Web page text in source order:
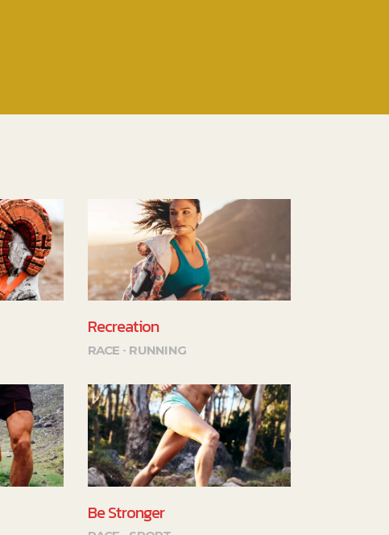
Recreation
RACE RUNNING
Be Stronger